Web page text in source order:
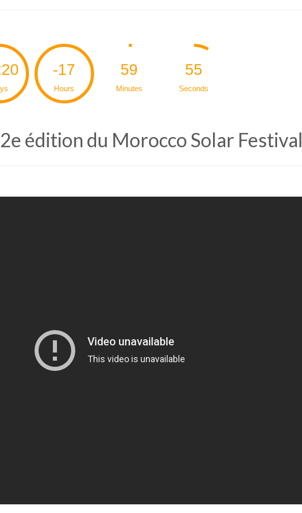
-17
Hours
59
Minutes
54
Seconds
édition du Morocco Solar Festival